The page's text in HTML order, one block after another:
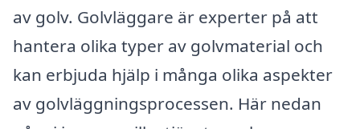
av golv. Golvläggare är experter på att
hantera olika typer av golvmaterial och
kan erbjuda hjälp i många olika aspekter
av golvläggningsprocessen. Här nedan